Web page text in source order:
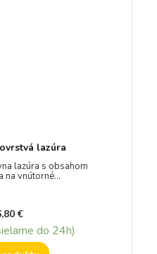
lazúra
lazúra s obsahom
na vnútorné…
€
do 24h)